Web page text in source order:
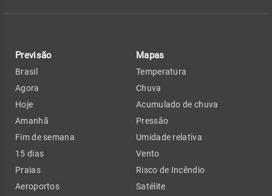
Previsão
Brasil
Agora
Hoje
Amanhã
Fim de semana
15 dias
Praias
Aeroportos
Mapas
Temperatura
Chuva
Acumulado de chuva
Pressão
Umidade relativa
Vento
Risco de Incêndio
Satélite